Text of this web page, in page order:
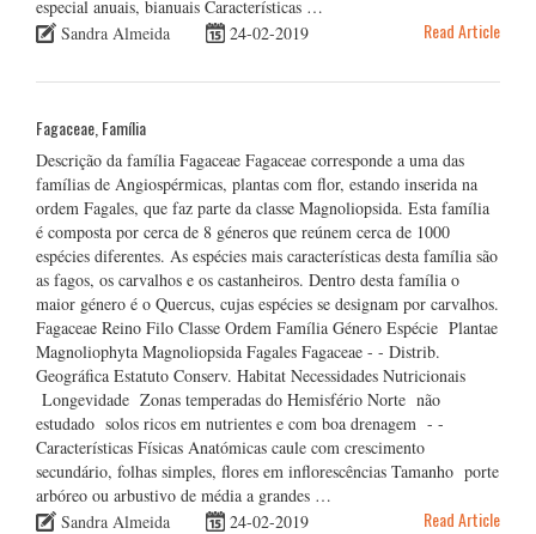
especial anuais, bianuais Características …
Sandra Almeida
24-02-2019 Read Article
Fagaceae, Família
Descrição da família Fagaceae Fagaceae corresponde a uma das
famílias de Angiospérmicas, plantas com flor, estando inserida na
ordem Fagales, que faz parte da classe Magnoliopsida. Esta família
é composta por cerca de 8 géneros que reúnem cerca de 1000
espécies diferentes. As espécies mais características desta família são
as fagos, os carvalhos e os castanheiros. Dentro desta família o
maior género é o Quercus, cujas espécies se designam por carvalhos.
Fagaceae Reino Filo Classe Ordem Família Género Espécie Plantae
Magnoliophyta Magnoliopsida Fagales Fagaceae - - Distrib.
Geográfica Estatuto Conserv. Habitat Necessidades Nutricionais
Longevidade Zonas temperadas do Hemisfério Norte não
estudado solos ricos em nutrientes e com boa drenagem - -
Características Físicas Anatómicas caule com crescimento
secundário, folhas simples, flores em inflorescências Tamanho porte
arbóreo ou arbustivo de média a grandes …
Sandra Almeida
24-02-2019 Read Article